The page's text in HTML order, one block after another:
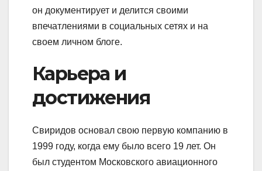
он документирует и делится своими
впечатлениями в социальных сетях и на
своем личном блоге.
Карьера и
достижения
Свиридов основал свою первую компанию в
1999 году, когда ему было всего 19 лет. Он
был студентом Московского авиационного